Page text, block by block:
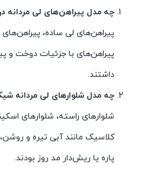
چه مدل پیراهن‌های لی مردانه در سال ۲۰۱۶
پیراهن‌های لی ساده،
پیراهن‌های با جزئیات دوخت و
داشتند.
چه مدل شلوارهای لی مردانه
شلوارهای راسته، شلوارهای
کلاسیک مانند آبی تیره و
پاره یا ریش‌دار مد روز بودند.